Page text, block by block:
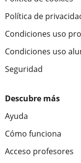
Política de
Condiciones uso
Condiciones uso
Seguridad
Descubre más
Ayuda
Cómo funciona
Acceso profesores